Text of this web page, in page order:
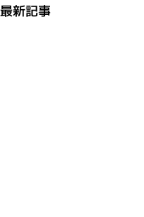
最新記事